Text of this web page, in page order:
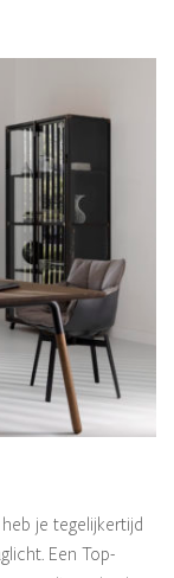
heb je tegelijkertijd
Een Top-